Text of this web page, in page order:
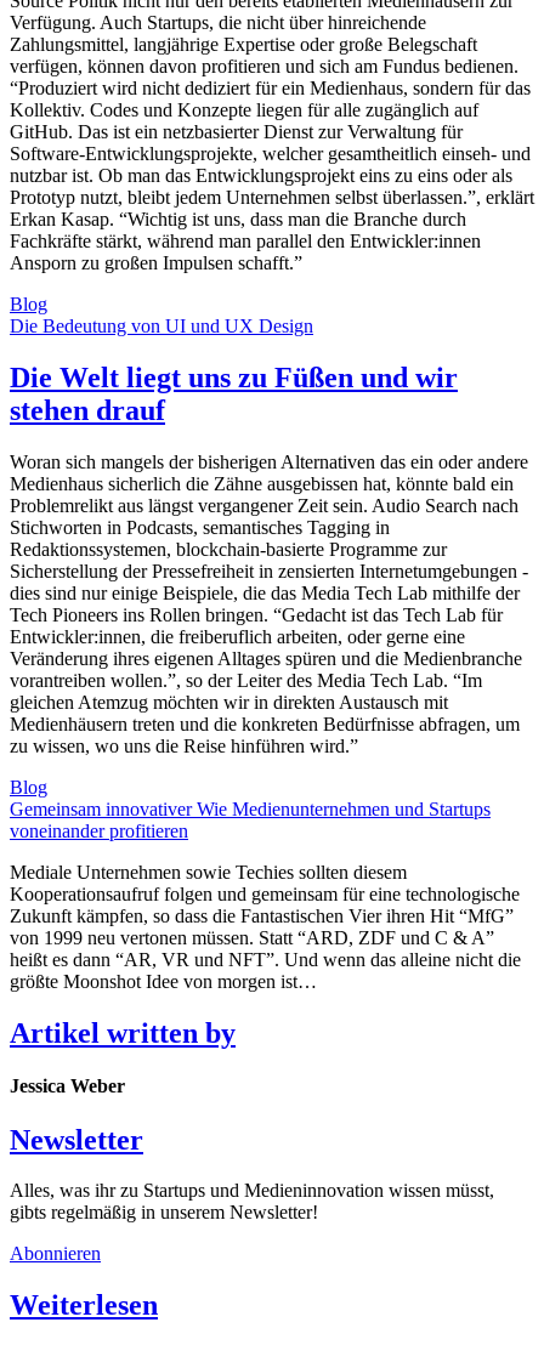
Verfügung. Auch Startups, die nicht über hinreichende
Zahlungsmittel, langjährige Expertise oder große Belegschaft
verfügen, können davon profitieren und sich am Fundus bedienen.
“Produziert wird nicht dediziert für ein Medienhaus, sondern für das
Kollektiv. Codes und Konzepte liegen für alle zugänglich auf
GitHub. Das ist ein netzbasierter Dienst zur Verwaltung für
Software-Entwicklungsprojekte, welcher gesamtheitlich einseh- und
nutzbar ist. Ob man das Entwicklungsprojekt eins zu eins oder als
Prototyp nutzt, bleibt jedem Unternehmen selbst überlassen.”, erklärt
Erkan Kasap. “Wichtig ist uns, dass man die Branche durch
Fachkräfte stärkt, während man parallel den Entwickler:innen
Ansporn zu großen Impulsen schafft.”
Blog
Die Bedeutung von UI und UX Design
Die Welt liegt uns zu Füßen und wir
stehen drauf
Woran sich mangels der bisherigen Alternativen das ein oder andere
Medienhaus sicherlich die Zähne ausgebissen hat, könnte bald ein
Problemrelikt aus längst vergangener Zeit sein. Audio Search nach
Stichworten in Podcasts, semantisches Tagging in
Redaktionssystemen, blockchain-basierte Programme zur
Sicherstellung der Pressefreiheit in zensierten Internetumgebungen -
dies sind nur einige Beispiele, die das Media Tech Lab mithilfe der
Tech Pioneers ins Rollen bringen. “Gedacht ist das Tech Lab für
Entwickler:innen, die freiberuflich arbeiten, oder gerne eine
Veränderung ihres eigenen Alltages spüren und die Medienbranche
vorantreiben wollen.”, so der Leiter des Media Tech Lab. “Im
gleichen Atemzug möchten wir in direkten Austausch mit
Medienhäusern treten und die konkreten Bedürfnisse abfragen, um
zu wissen, wo uns die Reise hinführen wird.”
Blog
Gemeinsam innovativer Wie Medienunternehmen und Startups
voneinander profitieren
Mediale Unternehmen sowie Techies sollten diesem
Kooperationsaufruf folgen und gemeinsam für eine technologische
Zukunft kämpfen, so dass die Fantastischen Vier ihren Hit “MfG”
von 1999 neu vertonen müssen. Statt “ARD, ZDF und C & A”
heißt es dann “AR, VR und NFT”. Und wenn das alleine nicht die
größte Moonshot Idee von morgen ist…
Artikel written by
Jessica Weber
Newsletter
Alles, was ihr zu Startups und Medieninnovation wissen müsst,
gibts regelmäßig in unserem Newsletter!
Abonnieren
Weiterlesen